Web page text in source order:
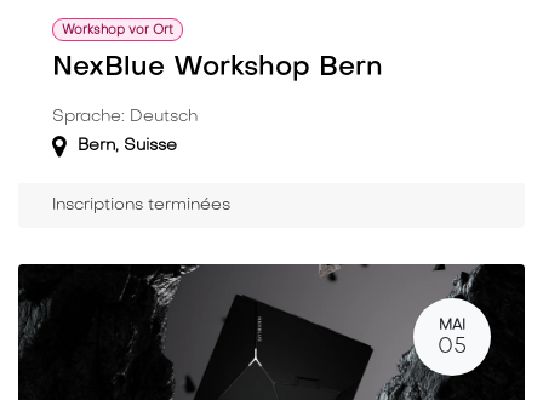
Workshop vor Ort
NexBlue Workshop Bern
Sprache: Deutsch
Bern, Suisse
Inscriptions terminées
MAI
05